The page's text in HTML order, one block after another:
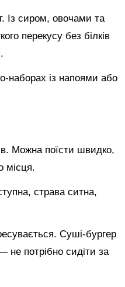
Із сиром, овочами та
перекусу без білків
наборах із напоями або
Можна поїсти швидко,
місця.
страва ситна,
Суші-бургер
не потрібно сидіти за